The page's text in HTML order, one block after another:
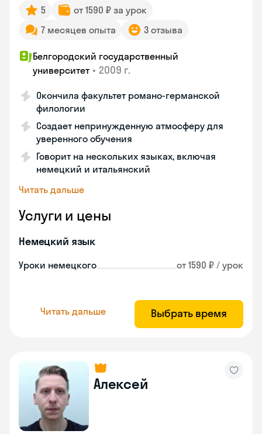
5
от 1590 ₽ за урок
7 месяцев опыта
3 отзыва
Белгородский государственный
университет • 2009 г.
Окончила факультет романо-германской
филологии
Создает непринужденную атмосферу для
уверенного обучения
Говорит на нескольких языках, включая
немецкий и итальянский
Читать дальше
Услуги и цены
Немецкий язык
Уроки немецкого от 1590 ₽ / урок
Читать дальше Выбрать время
Алексей